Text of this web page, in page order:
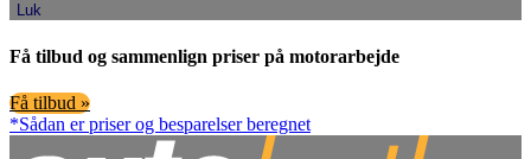
Luk
Få tilbud og sammenlign priser på motorarbejde
Få tilbud »
*Sådan er priser og besparelser beregnet